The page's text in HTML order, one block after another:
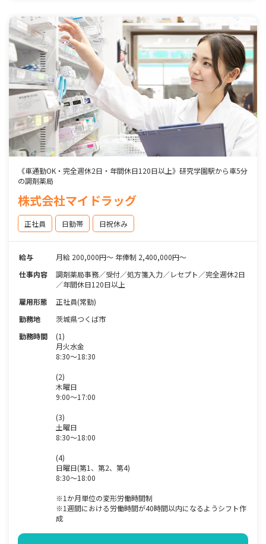
《車通勤OK・完全週休2日・年間休日120日以上》研究学園駅から車5分
の調剤薬局
株式会社マイドラッグ
正社員 日勤帯 日祝休み
給与
月給 200,000円～ 年俸制 2,400,000円～
仕事内容
調剤薬局事務／受付／処方箋入力／レセプト／完全週休2日
／年間休日120日以上
雇用形態
正社員(常勤)
勤務地
茨城県つくば市
勤務時間
(1)
月火水金
8:30～18:30
(2)
木曜日
9:00～17:00
(3)
土曜日
8:30～18:00
(4)
日曜日(第1、第2、第4)
8:30～18:00
※1か月単位の変形労働時間制
※1週間における労働時間が40時間以内になるようシフト作
成